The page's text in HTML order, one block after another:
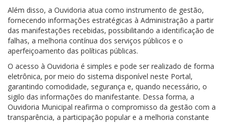
Além disso, a Ouvidoria atua como instrumento de gestão,
fornecendo informações estratégicas à Administração a partir
das manifestações recebidas, possibilitando a identificação de
falhas, a melhoria contínua dos serviços públicos e o
aperfeiçoamento das políticas públicas.
O acesso à Ouvidoria é simples e pode ser realizado de forma
eletrônica, por meio do sistema disponível neste Portal,
garantindo comodidade, segurança e, quando necessário, o
sigilo das informações do manifestante. Dessa forma, a
Ouvidoria Municipal reafirma o compromisso da gestão com a
transparência, a participação popular e a melhoria constante